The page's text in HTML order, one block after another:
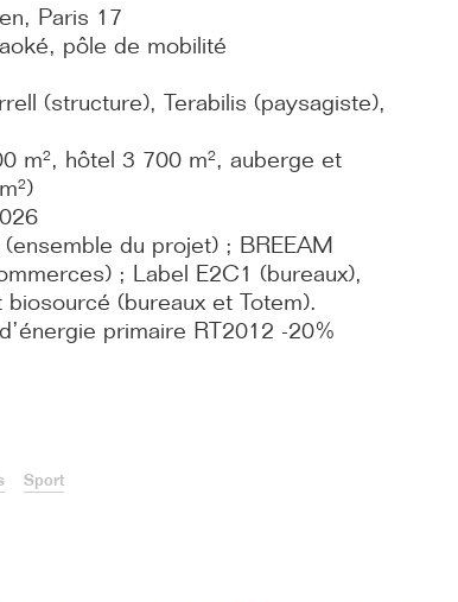
Paris 17
pôle de mobilité
(structure), Terabilis (paysagiste),
m², hôtel 3 700 m², auberge et
du projet) ; BREEAM
; Label E2C1 (bureaux),
(bureaux et Totem).
primaire RT2012 -20%
Sport